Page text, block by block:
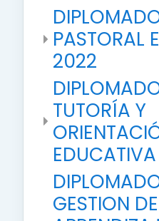
PASTORAL
2022
TUTORÍA Y
GESTION